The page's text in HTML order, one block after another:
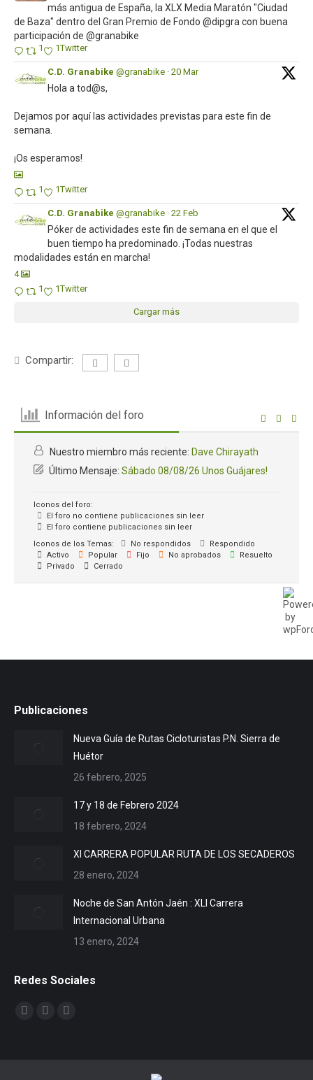
más antigua de España, la XLX Media Maratón "Ciudad
de Baza" dentro del Gran Premio de Fondo @dipgra con buena
participación de @granabike
1 1Twitter
C.D. Granabike @granabike · 20 Mar
Hola a tod@s,
Dejamos por aquí las actividades previstas para este fin de
semana.
¡Os esperamos!
1 1Twitter
C.D. Granabike @granabike · 22 Feb
Póker de actividades este fin de semana en el que el
buen tiempo ha predominado. ¡Todas nuestras
modalidades están en marcha!
4
1
1Twitter
Cargar más
Compartir:
Información del foro
Nuestro miembro más reciente: Dave Chirayath
Último Mensaje: Sábado 08/08/26 Unos Guájares!
Iconos del foro:
El foro no contiene publicaciones sin leer
El foro contiene publicaciones sin leer
Iconos de los Temas:
No respondidos
Respondido
Activo
Popular Fijo No aprobados
Resuelto
Privado
Cerrado
Publicaciones
Nueva Guía de Rutas Cicloturistas P.N. Sierra de
Huétor
26 febrero, 2025
17 y 18 de Febrero 2024
18 febrero, 2024
XI CARRERA POPULAR RUTA DE LOS SECADEROS
28 enero, 2024
Noche de San Antón Jaén : XLI Carrera
Internacional Urbana
13 enero, 2024
Redes Sociales
Encuéntranos en: